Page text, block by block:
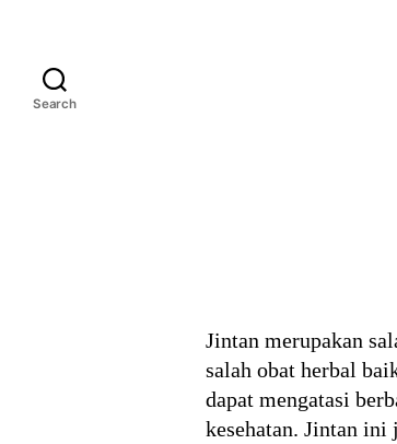
Search
Jintan merupakan
salah obat herbal
dapat mengatasi
kesehatan. Jintan ini